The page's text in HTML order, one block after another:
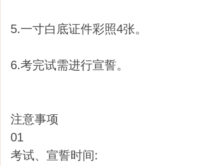
5.一寸白底证件彩照4张。
6.考完试需进行宣誓。
注意事项
01
考试、宣誓时间: